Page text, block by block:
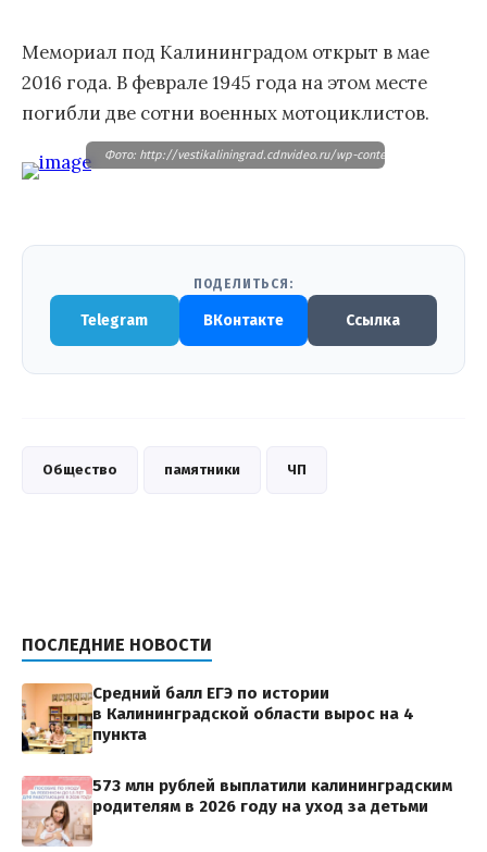
Мемориал под Калининградом открыт в мае
2016 года. В феврале 1945 года на этом месте
погибли две сотни военных мотоциклистов.
Фото: http://vestikaliningrad.cdnvideo.ru/wp-content/uploads/2017/
ПОДЕЛИТЬСЯ:
Telegram ВКонтакте Ссылка
Общество памятники ЧП
ПОСЛЕДНИЕ НОВОСТИ
Средний балл ЕГЭ по истории
в Калининградской области вырос на 4
пункта
573 млн рублей выплатили калининградским
родителям в 2026 году на уход за детьми